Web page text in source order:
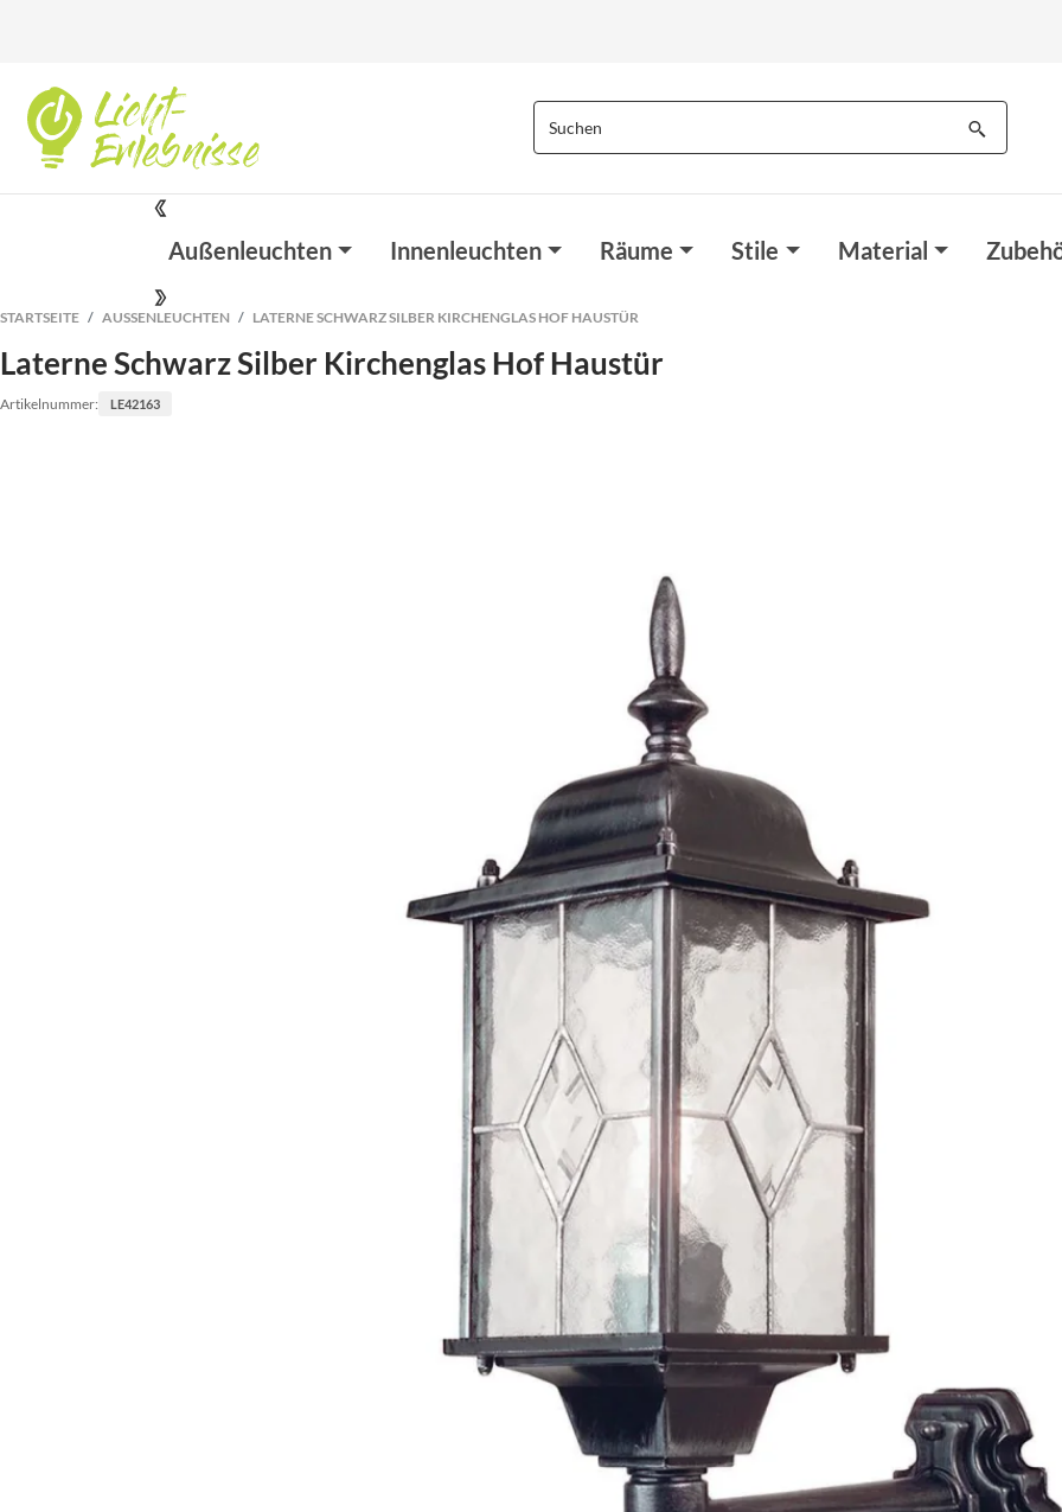
Außenleuchten Innenleuchten Räume Stile Material
STARTSEITE AUSSENLEUCHTEN LATERNE SCHWARZ SILBER KIRCHENGLAS HOF HAUSTÜR
Laterne Schwarz Silber Kirchenglas Hof Haustür
Artikelnummer: LE42163